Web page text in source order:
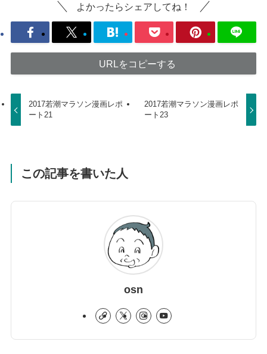
よかったらシェアしてね！
URLをコピーする
2017若潮マラソン漫画レポ
ート21
2017若潮マラソン漫画レポ
ート23
この記事を書いた人
osn